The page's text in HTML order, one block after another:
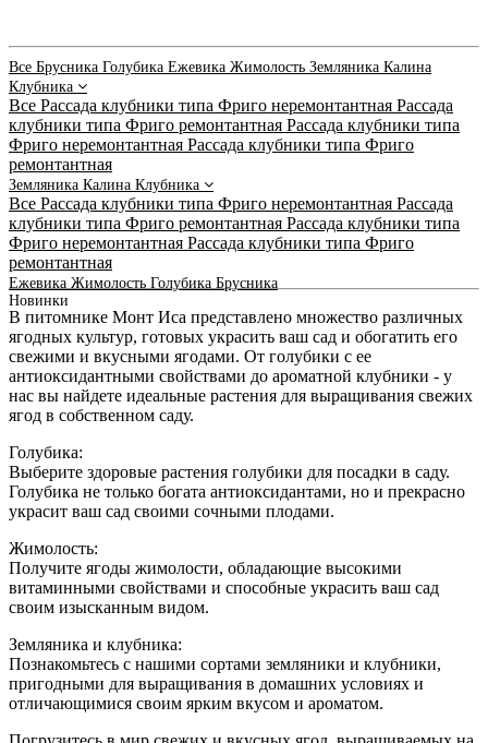
Все Брусника Голубика Ежевика Жимолость Земляника Калина
Клубника
Все Рассада клубники типа Фриго неремонтантная Рассада
клубники типа Фриго ремонтантная Рассада клубники типа
Фриго неремонтантная Рассада клубники типа Фриго
ремонтантная
Земляника Калина Клубника
Все Рассада клубники типа Фриго неремонтантная Рассада
клубники типа Фриго ремонтантная Рассада клубники типа
Фриго неремонтантная Рассада клубники типа Фриго
ремонтантная
Ежевика Жимолость Голубика Брусника
Новинки
В питомнике Монт Иса представлено множество различных
ягодных культур, готовых украсить ваш сад и обогатить его
свежими и вкусными ягодами. От голубики с ее
антиоксидантными свойствами до ароматной клубники - у
нас вы найдете идеальные растения для выращивания свежих
ягод в собственном саду.
Голубика:
Выберите здоровые растения голубики для посадки в саду.
Голубика не только богата антиоксидантами, но и прекрасно
украсит ваш сад своими сочными плодами.
Жимолость:
Получите ягоды жимолости, обладающие высокими
витаминными свойствами и способные украсить ваш сад
своим изысканным видом.
Земляника и клубника:
Познакомьтесь с нашими сортами земляники и клубники,
пригодными для выращивания в домашних условиях и
отличающимися своим ярким вкусом и ароматом.